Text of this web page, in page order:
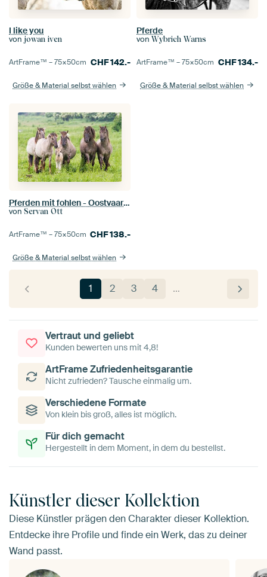
I like you
von jowan iven
ArtFrame™ –75×50cm CHF142.-
Größe & Material selbst wählen
Pferde
von Wybrich Warns
ArtFrame™ –75×50cm CHF134.-
Größe & Material selbst wählen
Pferden mit fohlen - Oostvaardersplassen
von Servan Ott
ArtFrame™ –75×50cm CHF138.-
Größe & Material selbst wählen
1 2 3 4 …
Vertraut und geliebt
Kunden bewerten uns mit 4,8!
ArtFrame Zufriedenheitsgarantie
Nicht zufrieden? Tausche einmalig um.
Verschiedene Formate
Von klein bis groß, alles ist möglich.
Für dich gemacht
Hergestellt in dem Moment, in dem du bestellst.
Künstler dieser Kollektion
Diese Künstler prägen den Charakter dieser Kollektion.
Entdecke ihre Profile und finde ein Werk, das zu deiner
Wand passt.